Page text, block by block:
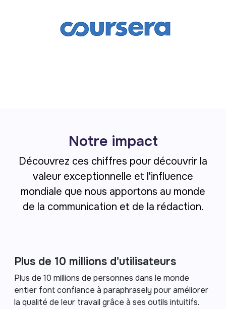
Notre impact
Découvrez ces chiffres pour découvrir la
valeur exceptionnelle et l'influence
mondiale que nous apportons au monde
de la communication et de la rédaction.
Plus de 10 millions d'utilisateurs
Plus de 10 millions de personnes dans le monde
entier font confiance à paraphrasely pour améliorer
la qualité de leur travail grâce à ses outils intuitifs.